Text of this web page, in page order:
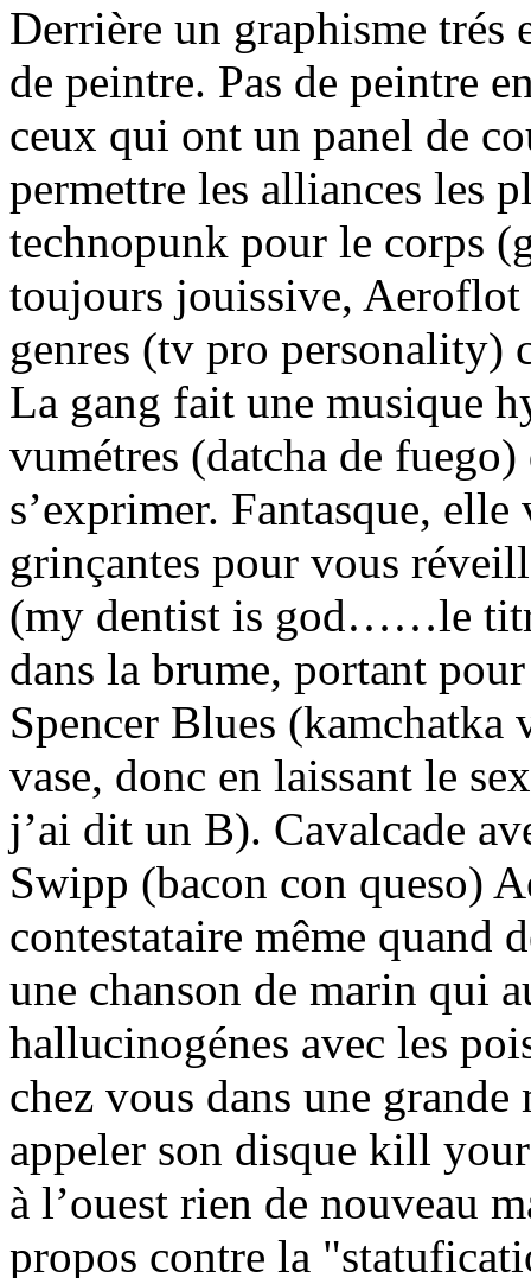
Derrière un graphisme
de peintre. Pas de peintre
ceux qui ont un panel de
permettre les alliances les
technopunk pour le corps
toujours jouissive, Aeroflot
genres (tv pro personality)
La gang fait une musique
vumétres (datcha de
s’exprimer. Fantasque,
grinçantes pour vous
(my dentist is god……le
dans la brume, portant
Spencer Blues (kamchatka
vase, donc en laissant le
j’ai dit un B). Cavalcade
Swipp (bacon con queso)
contestataire même quand
une chanson de marin qui
hallucinogénes avec les
chez vous dans une
appeler son disque kill
à l’ouest rien de nouveau
propos contre la